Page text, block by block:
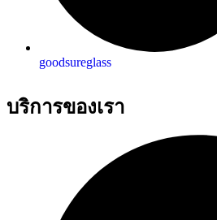
goodsureglass
บริการของเรา